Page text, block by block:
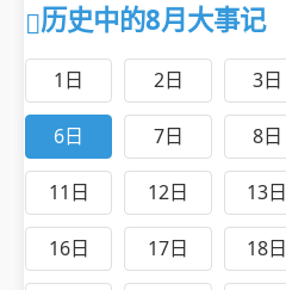
历史中的8月大事记
1日 2日 3日
6日 7日 8日
11日 12日 13日
16日 17日 18日